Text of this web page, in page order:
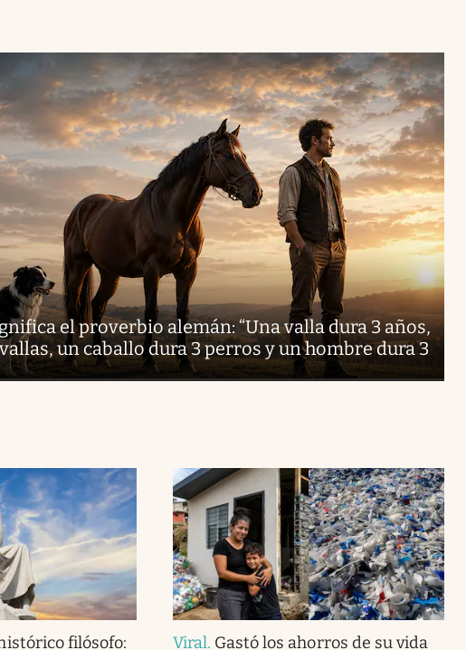
el proverbio alemán: “Una valla dura 3 años,
un caballo dura 3 perros y un hombre dura 3
filósofo: Viral. Gastó los ahorros de su vida